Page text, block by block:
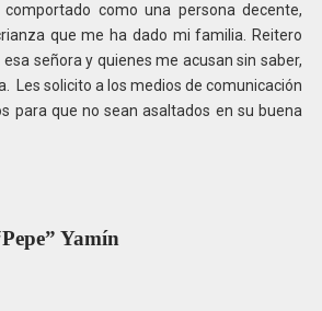
como una persona decente,
que me ha dado mi familia. Reitero
señora y quienes me acusan sin saber,
Les solicito a los medios de comunicación
para que no sean asaltados en su buena
Yamín